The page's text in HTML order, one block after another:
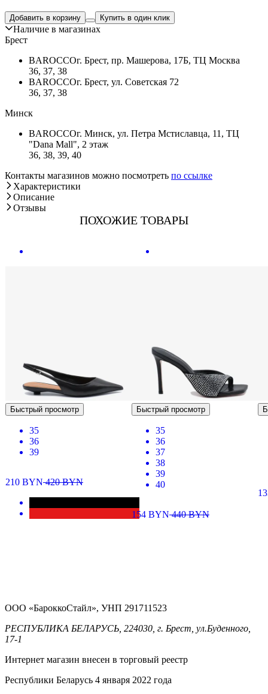
Добавить в корзину Купить в один клик
Наличие в магазинах
Брест
BAROCCOг. Брест, пр. Машерова, 17Б, ТЦ Москва
36, 37, 38
BAROCCOг. Брест, ул. Советская 72
36, 37, 38
Минск
BAROCCOг. Минск, ул. Петра Мстиславца, 11, ТЦ
"Dana Mall", 2 этаж
36, 38, 39, 40
Контакты магазинов можно посмотреть по ссылке
Характеристики
Описание
Отзывы
ПОХОЖИЕ ТОВАРЫ
Быстрый просмотр
35
36
39
210 BYN420BYN
Быстрый просмотр
35
36
37
38
39
40
154 BYN440BYN
ООО «БароккоСтайл», УНП 291711523
РЕСПУБЛИКА БЕЛАРУСЬ, 224030, г. Брест, ул.Буденного,
17-1
Интернет магазин внесен в торговый реестр
Республики Беларусь 4 января 2022 года